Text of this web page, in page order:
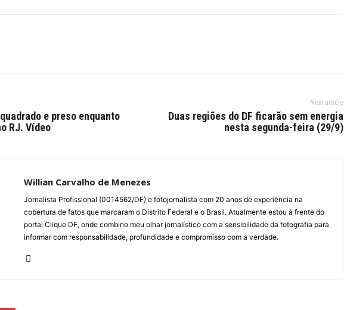
e preso enquanto
RJ. Vídeo
Next article
Duas regiões do DF ficarão sem energia
nesta segunda-feira (29/9)
Willian Carvalho de Menezes
Jornalista Profissional (0014562/DF) e fotojornalista com 20 anos de experiência na
cobertura de fatos que marcaram o Distrito Federal e o Brasil. Atualmente estou à frente do
portal Clique DF, onde combino meu olhar jornalístico com a sensibilidade da fotografia para
informar com responsabilidade, profundidade e compromisso com a verdade.